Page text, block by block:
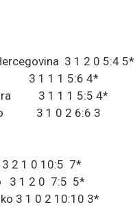
3 1 2 0 5:4 5*
1 1 1 5:6 4*
3 1 1 1 5:5 4*
3 1 0 2 6:6 3
1 0 10:5 7*
1 2 0 7:5 5*
3 1 0 2 10:10 3*